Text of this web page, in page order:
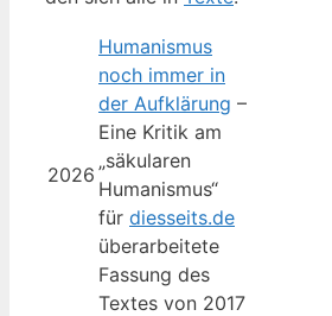
2026
Huma­nis­mus
noch immer in
der Auf­klä­rung –
Eine Kri­tik am
„säku­la­ren
Humanismus“
für diesseits.de
über­ar­bei­te­te
Fas­sung des
Tex­tes von 2017